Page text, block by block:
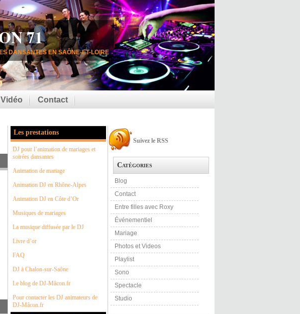
71
DANSANTES EN SAÔNE-ET-LOIRE
Vidéo Contact
Les prestations
DJ pour l’animation de mariages et
soirées dansantes
Animation de mariage
Animation DJ en Rhône-Alpes
Animation DJ en Côte d’Or
Musiques de mariages
La musique diffusée par le DJ
Livre d’or
FAQ
DJ à Chalon-sur-Saône
Le blog de DJ-Mâcon.fr
Pour contacter les DJ animateurs de
DJ-Mâcon.fr
Suivez le RSS
Catégories
Blog
Contact
Entre filles avec Roxy
Événementiel
Mariage
Photos et Videos
Playlist
Sono
Spectacle
Studio